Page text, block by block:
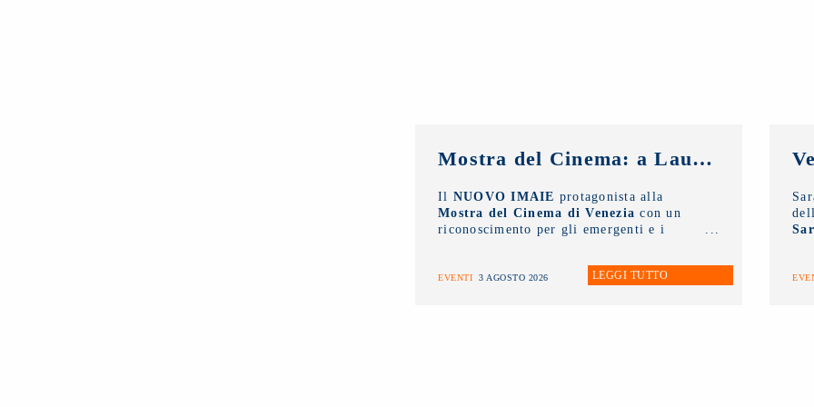
Mostra del Cinema: a Laura Morante, Stefania Rocca, Claudio Amendola e Sergio Rubini i Premi alla Carriera NUOVO IMAIE. Al Lido anche un riconoscimento ai giovani
Il NUOVO IMAIE protagonista alla
Mostra del Cinema di Venezia con un
riconoscimento per gli emergenti e i
protagonisti del Cinema Italiano.
EVENTI 3 AGOSTO 2026 LEGGI TUTTO
la